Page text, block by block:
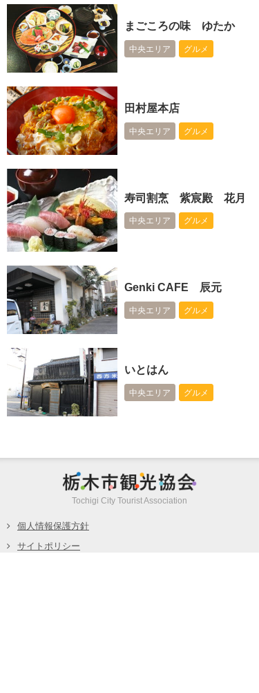
まごころの味 ゆたか
中央エリア グルメ
田村屋本店
中央エリア グルメ
寿司割烹 紫宸殿 花月
中央エリア グルメ
Genki CAFE 辰元
中央エリア グルメ
いとはん
中央エリア グルメ
Tochigi City Tourist Association
個人情報保護方針
サイトポリシー